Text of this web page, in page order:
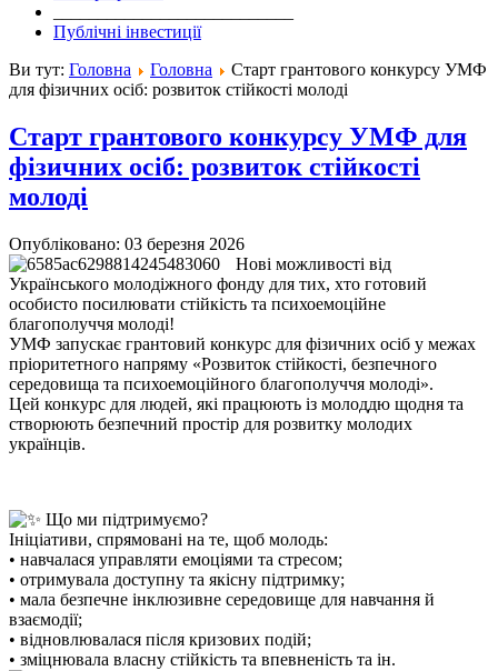
Публічні інвестиції
Ви тут: Головна Головна
Старт грантового конкурсу УМФ
для фізичних осіб: розвиток стійкості молоді
Старт грантового конкурсу УМФ для
фізичних осіб: розвиток стійкості
молоді
Опубліковано: 03 березня 2026
Нові можливості від
Українського молодіжного фонду для тих, хто готовий
особисто посилювати стійкість та психоемоційне
благополуччя молоді!
УМФ запускає грантовий конкурс для фізичних осіб у межах
пріоритетного напряму «Розвиток стійкості, безпечного
середовища та психоемоційного благополуччя молоді».
Цей конкурс для людей, які працюють із молоддю щодня та
створюють безпечний простір для розвитку молодих
українців.
Що ми підтримуємо?
Ініціативи, спрямовані на те, щоб молодь:
• навчалася управляти емоціями та стресом;
• отримувала доступну та якісну підтримку;
• мала безпечне інклюзивне середовище для навчання й
взаємодії;
• відновлювалася після кризових подій;
• зміцнювала власну стійкість та впевненість та ін.